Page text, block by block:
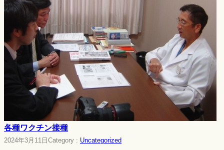
各種ワクチン接種
2024年3月11日 Category : Uncategorized